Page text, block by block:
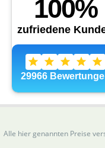
Alle hier genannten Preise